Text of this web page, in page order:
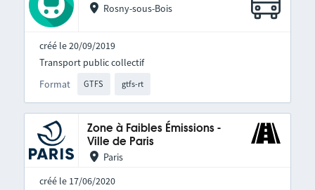
Rosny-sous-Bois
créé le 20/09/2019
Format GTFS gtfs-rt
Transport public collectif
Zone à Faibles Émissions -
Ville de Paris
Paris
créé le 17/06/2020